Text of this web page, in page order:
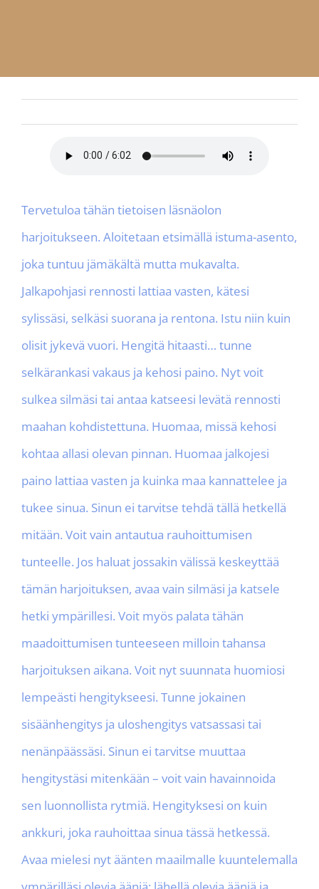
Tervetuloa tähän tietoisen läsnäolon
harjoitukseen. Aloitetaan etsimällä istuma-asento,
joka tuntuu jämäkältä mutta mukavalta.
Jalkapohjasi rennosti lattiaa vasten, kätesi
sylissäsi, selkäsi suorana ja rentona. Istu niin kuin
olisit jykevä vuori. Hengitä hitaasti… tunne
selkärankasi vakaus ja kehosi paino. Nyt voit
sulkea silmäsi tai antaa katseesi levätä rennosti
maahan kohdistettuna. Huomaa, missä kehosi
kohtaa allasi olevan pinnan. Huomaa jalkojesi
paino lattiaa vasten ja kuinka maa kannattelee ja
tukee sinua. Sinun ei tarvitse tehdä tällä hetkellä
mitään. Voit vain antautua rauhoittumisen
tunteelle. Jos haluat jossakin välissä keskeyttää
tämän harjoituksen, avaa vain silmäsi ja katsele
hetki ympärillesi. Voit myös palata tähän
maadoittumisen tunteeseen milloin tahansa
harjoituksen aikana. Voit nyt suunnata huomiosi
lempeästi hengitykseesi. Tunne jokainen
sisäänhengitys ja uloshengitys vatsassasi tai
nenänpäässäsi. Sinun ei tarvitse muuttaa
hengitystäsi mitenkään – voit vain havainnoida
sen luonnollista rytmiä. Hengityksesi on kuin
ankkuri, joka rauhoittaa sinua tässä hetkessä.
Avaa mielesi nyt äänten maailmalle kuuntelemalla